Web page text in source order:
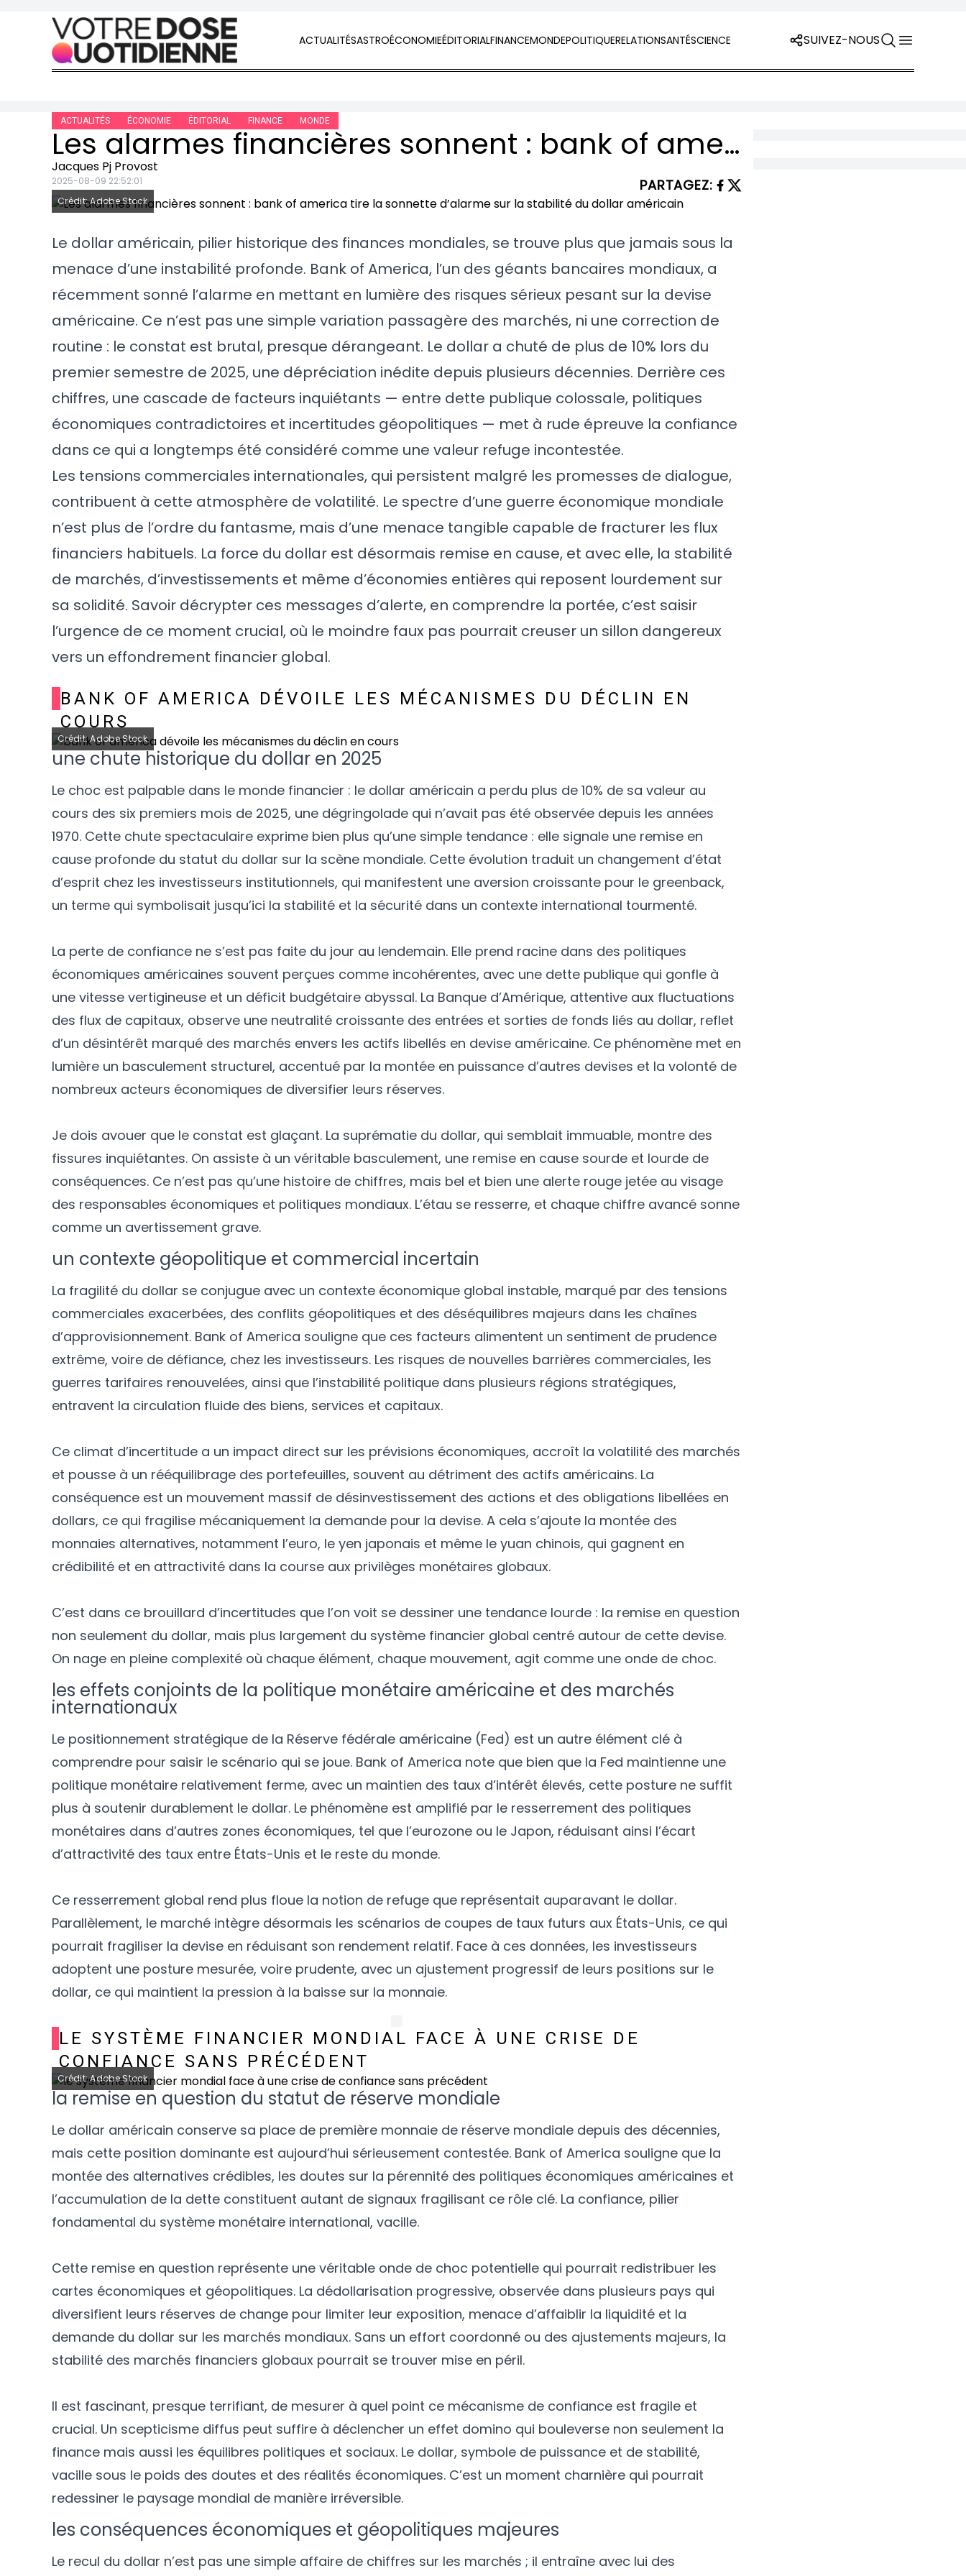
Skip to content
ACTUALITÉSASTROÉCONOMIEÉDITORIALFINANCEMONDEPOLITIQUERELATIONSANTÉSCIENCE SUIVEZ-NOUS
ACTUALITÉS ÉCONOMIE ÉDITORIAL FINANCE MONDE
Les alarmes financières sonnent : bank of america tire la sonnette d’alarme sur la stabilité du dollar américain
Jacques Pj Provost
2025-08-09 22:52:01 PARTAGEZ:
Crédit: Adobe Stock
Le dollar américain, pilier historique des finances mondiales, se trouve plus que jamais sous la
menace d’une instabilité profonde. Bank of America, l’un des géants bancaires mondiaux, a
récemment sonné l’alarme en mettant en lumière des risques sérieux pesant sur la devise
américaine. Ce n’est pas une simple variation passagère des marchés, ni une correction de
routine : le constat est brutal, presque dérangeant. Le dollar a chuté de plus de 10% lors du
premier semestre de 2025, une dépréciation inédite depuis plusieurs décennies. Derrière ces
chiffres, une cascade de facteurs inquiétants — entre dette publique colossale, politiques
économiques contradictoires et incertitudes géopolitiques — met à rude épreuve la confiance
dans ce qui a longtemps été considéré comme une valeur refuge incontestée.
Les tensions commerciales internationales, qui persistent malgré les promesses de dialogue,
contribuent à cette atmosphère de volatilité. Le spectre d’une guerre économique mondiale
n’est plus de l’ordre du fantasme, mais d’une menace tangible capable de fracturer les flux
financiers habituels. La force du dollar est désormais remise en cause, et avec elle, la stabilité
de marchés, d’investissements et même d’économies entières qui reposent lourdement sur
sa solidité. Savoir décrypter ces messages d’alerte, en comprendre la portée, c’est saisir
l’urgence de ce moment crucial, où le moindre faux pas pourrait creuser un sillon dangereux
vers un effondrement financier global.
BANK OF AMERICA DÉVOILE LES MÉCANISMES DU DÉCLIN EN
COURS
Crédit: Adobe Stock
une chute historique du dollar en 2025
Le choc est palpable dans le monde financier : le dollar américain a perdu plus de 10% de sa valeur au
cours des six premiers mois de 2025, une dégringolade qui n’avait pas été observée depuis les années
1970. Cette chute spectaculaire exprime bien plus qu’une simple tendance : elle signale une remise en
cause profonde du statut du dollar sur la scène mondiale. Cette évolution traduit un changement d’état
d’esprit chez les investisseurs institutionnels, qui manifestent une aversion croissante pour le greenback,
un terme qui symbolisait jusqu’ici la stabilité et la sécurité dans un contexte international tourmenté.
La perte de confiance ne s’est pas faite du jour au lendemain. Elle prend racine dans des politiques
économiques américaines souvent perçues comme incohérentes, avec une dette publique qui gonfle à
une vitesse vertigineuse et un déficit budgétaire abyssal. La Banque d’Amérique, attentive aux fluctuations
des flux de capitaux, observe une neutralité croissante des entrées et sorties de fonds liés au dollar, reflet
d’un désintérêt marqué des marchés envers les actifs libellés en devise américaine. Ce phénomène met en
lumière un basculement structurel, accentué par la montée en puissance d’autres devises et la volonté de
nombreux acteurs économiques de diversifier leurs réserves.
Je dois avouer que le constat est glaçant. La suprématie du dollar, qui semblait immuable, montre des
fissures inquiétantes. On assiste à un véritable basculement, une remise en cause sourde et lourde de
conséquences. Ce n’est pas qu’une histoire de chiffres, mais bel et bien une alerte rouge jetée au visage
des responsables économiques et politiques mondiaux. L’étau se resserre, et chaque chiffre avancé sonne
comme un avertissement grave.
un contexte géopolitique et commercial incertain
La fragilité du dollar se conjugue avec un contexte économique global instable, marqué par des tensions
commerciales exacerbées, des conflits géopolitiques et des déséquilibres majeurs dans les chaînes
d’approvisionnement. Bank of America souligne que ces facteurs alimentent un sentiment de prudence
extrême, voire de défiance, chez les investisseurs. Les risques de nouvelles barrières commerciales, les
guerres tarifaires renouvelées, ainsi que l’instabilité politique dans plusieurs régions stratégiques,
entravent la circulation fluide des biens, services et capitaux.
Ce climat d’incertitude a un impact direct sur les prévisions économiques, accroît la volatilité des marchés
et pousse à un rééquilibrage des portefeuilles, souvent au détriment des actifs américains. La
conséquence est un mouvement massif de désinvestissement des actions et des obligations libellées en
dollars, ce qui fragilise mécaniquement la demande pour la devise. A cela s’ajoute la montée des
monnaies alternatives, notamment l’euro, le yen japonais et même le yuan chinois, qui gagnent en
crédibilité et en attractivité dans la course aux privilèges monétaires globaux.
C’est dans ce brouillard d’incertitudes que l’on voit se dessiner une tendance lourde : la remise en question
non seulement du dollar, mais plus largement du système financier global centré autour de cette devise.
On nage en pleine complexité où chaque élément, chaque mouvement, agit comme une onde de choc.
les effets conjoints de la politique monétaire américaine et des marchés
internationaux
Le positionnement stratégique de la Réserve fédérale américaine (Fed) est un autre élément clé à
comprendre pour saisir le scénario qui se joue. Bank of America note que bien que la Fed maintienne une
politique monétaire relativement ferme, avec un maintien des taux d’intérêt élevés, cette posture ne suffit
plus à soutenir durablement le dollar. Le phénomène est amplifié par le resserrement des politiques
monétaires dans d’autres zones économiques, tel que l’eurozone ou le Japon, réduisant ainsi l’écart
d’attractivité des taux entre États-Unis et le reste du monde.
Ce resserrement global rend plus floue la notion de refuge que représentait auparavant le dollar.
Parallèlement, le marché intègre désormais les scénarios de coupes de taux futurs aux États-Unis, ce qui
pourrait fragiliser la devise en réduisant son rendement relatif. Face à ces données, les investisseurs
adoptent une posture mesurée, voire prudente, avec un ajustement progressif de leurs positions sur le
dollar, ce qui maintient la pression à la baisse sur la monnaie.
LE SYSTÈME FINANCIER MONDIAL FACE À UNE CRISE DE
CONFIANCE SANS PRÉCÉDENT
Crédit: Adobe Stock
la remise en question du statut de réserve mondiale
Le dollar américain conserve sa place de première monnaie de réserve mondiale depuis des décennies,
mais cette position dominante est aujourd’hui sérieusement contestée. Bank of America souligne que la
montée des alternatives crédibles, les doutes sur la pérennité des politiques économiques américaines et
l’accumulation de la dette constituent autant de signaux fragilisant ce rôle clé. La confiance, pilier
fondamental du système monétaire international, vacille.
Cette remise en question représente une véritable onde de choc potentielle qui pourrait redistribuer les
cartes économiques et géopolitiques. La dédollarisation progressive, observée dans plusieurs pays qui
diversifient leurs réserves de change pour limiter leur exposition, menace d’affaiblir la liquidité et la
demande du dollar sur les marchés mondiaux. Sans un effort coordonné ou des ajustements majeurs, la
stabilité des marchés financiers globaux pourrait se trouver mise en péril.
Il est fascinant, presque terrifiant, de mesurer à quel point ce mécanisme de confiance est fragile et
crucial. Un scepticisme diffus peut suffire à déclencher un effet domino qui bouleverse non seulement la
finance mais aussi les équilibres politiques et sociaux. Le dollar, symbole de puissance et de stabilité,
vacille sous le poids des doutes et des réalités économiques. C’est un moment charnière qui pourrait
redessiner le paysage mondial de manière irréversible.
les conséquences économiques et géopolitiques majeures
Le recul du dollar n’est pas une simple affaire de chiffres sur les marchés ; il entraîne avec lui des